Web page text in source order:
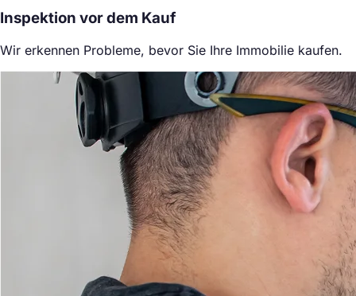
Inspektion vor dem Kauf
Wir erkennen Probleme, bevor Sie Ihre Immobilie kaufen.